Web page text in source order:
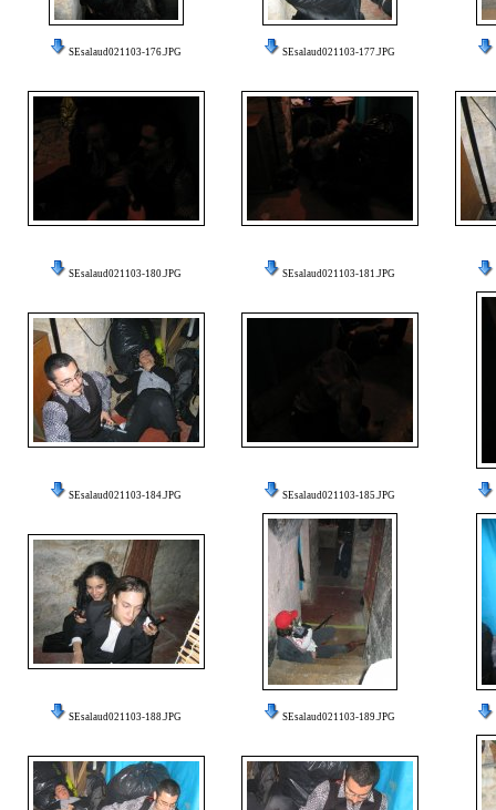
SEsalaud021103-176.JPG SEsalaud021103-177.JPG
SEsalaud021103-180.JPG SEsalaud021103-181.JPG
SEsalaud021103-184.JPG SEsalaud021103-185.JPG
SEsalaud021103-188.JPG SEsalaud021103-189.JPG